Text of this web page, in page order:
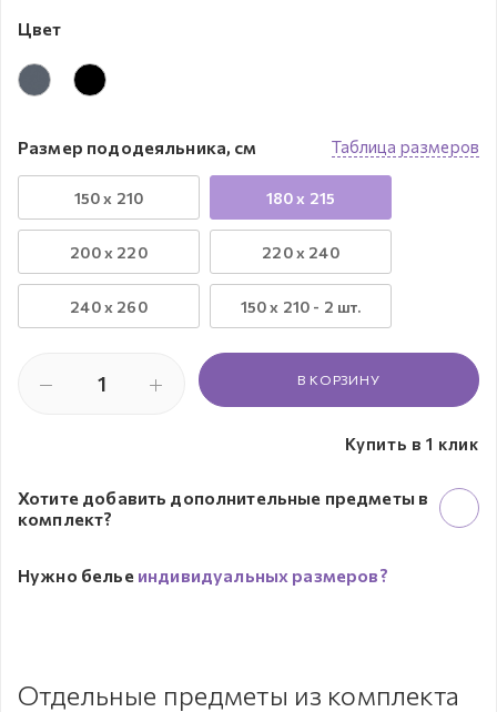
Цвет
Таблица размеров
Размер пододеяльника, см
150 x 210 180 x 215
200 x 220 220 x 240
240 х 260 150 х 210 - 2 шт.
В КОРЗИНУ
Купить в 1 клик
Хотите добавить дополнительные предметы в
комплект?
Нужно белье индивидуальных размеров?
Отдельные предметы из комплекта